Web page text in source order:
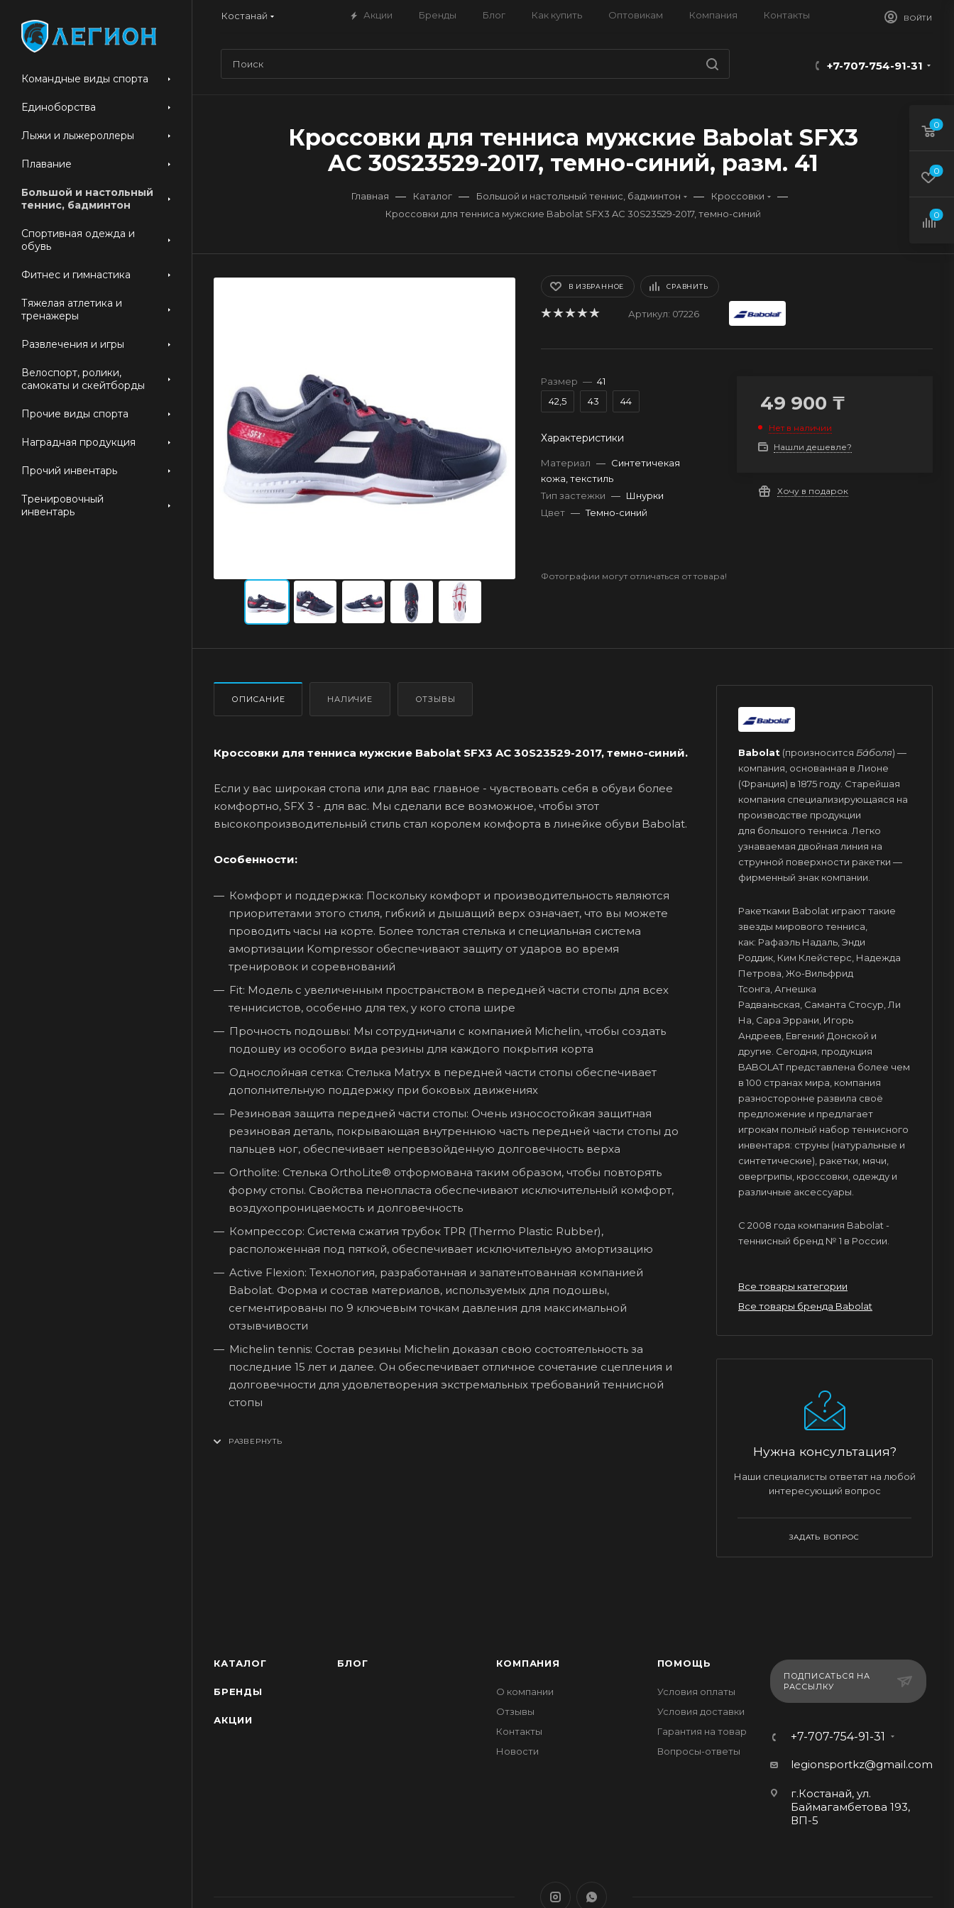
Костанай Акции Бренды Блог Как купить Оптовикам Компания Контакты ВОЙТИ
+7-707-754-91-31
Командные виды спорта
Единоборства
Лыжи и лыжероллеры
Плавание
Большой и настольный
теннис, бадминтон
Спортивная одежда и
обувь
Фитнес и гимнастика
Тяжелая атлетика и
тренажеры
Развлечения и игры
Велоспорт, ролики,
самокаты и скейтборды
Прочие виды спорта
Наградная продукция
Прочий инвентарь
Тренировочный
инвентарь
Кроссовки для тенниса мужские Babolat SFX3
AC 30S23529-2017, темно-синий, разм. 41
Главная — Каталог — Большой и настольный теннис, бадминтон — Кроссовки —
Кроссовки для тенниса мужские Babolat SFX3 AC 30S23529-2017, темно-синий
В ИЗБРАННОЕ СРАВНИТЬ
Артикул: 07226
Размер — 41
42,5
43 44
Характеристики
Материал — Синтетичекая
кожа, текстиль
Тип застежки — Шнурки
Цвет — Темно-синий
49 900 ₸
Нет в наличии
Нашли дешевле?
Хочу в подарок
Фотографии могут отличаться от товара!
ОПИСАНИЕ НАЛИЧИЕ ОТЗЫВЫ
Кроссовки для тенниса мужские Babolat SFX3 AC 30S23529-2017, темно-синий.
Если у вас широкая стопа или для вас главное - чувствовать себя в обуви более
комфортно, SFX 3 - для вас. Мы сделали все возможное, чтобы этот
высокопроизводительный стиль стал королем комфорта в линейке обуви Babolat.
Особенности:
Комфорт и поддержка: Поскольку комфорт и производительность являются
приоритетами этого стиля, гибкий и дышащий верх означает, что вы можете
проводить часы на корте. Более толстая стелька и специальная система
амортизации Kompressor обеспечивают защиту от ударов во время
тренировок и соревнований
Fit: Модель с увеличенным пространством в передней части стопы для всех
теннисистов, особенно для тех, у кого стопа шире
Прочность подошвы: Мы сотрудничали с компанией Michelin, чтобы создать
подошву из особого вида резины для каждого покрытия корта
Однослойная сетка: Стелька Matryx в передней части стопы обеспечивает
дополнительную поддержку при боковых движениях
Резиновая защита передней части стопы: Очень износостойкая защитная
резиновая деталь, покрывающая внутреннюю часть передней части стопы до
пальцев ног, обеспечивает непревзойденную долговечность верха
Ortholite: Стелька OrthoLite® отформована таким образом, чтобы повторять
форму стопы. Свойства пенопласта обеспечивают исключительный комфорт,
воздухопроницаемость и долговечность
Компрессор: Система сжатия трубок TPR (Thermo Plastic Rubber),
расположенная под пяткой, обеспечивает исключительную амортизацию
Active Flexion: Технология, разработанная и запатентованная компанией
Babolat. Форма и состав материалов, используемых для подошвы,
сегментированы по 9 ключевым точкам давления для максимальной
отзывчивости
Michelin tennis: Состав резины Michelin доказал свою состоятельность за
последние 15 лет и далее. Он обеспечивает отличное сочетание сцепления и
долговечности для удовлетворения экстремальных требований теннисной
стопы
Babolat (произносится Ба́боля) —
компания, основанная в Лионе
(Франция) в 1875 году. Старейшая
компания специализирующаяся на
производстве продукции
для большого тенниса. Легко
узнаваемая двойная линия на
струнной поверхности ракетки —
фирменный знак компании.
Ракетками Babolat играют такие
звезды мирового тенниса,
как: Рафаэль Надаль, Энди
Роддик, Ким Клейстерс, Надежда
Петрова, Жо-Вильфрид
Тсонга, Агнешка
Радваньская, Саманта Стосур, Ли
На, Сара Эррани, Игорь
Андреев, Евгений Донской и
другие. Сегодня, продукция
BABOLAT представлена более чем
в 100 странах мира, компания
разносторонне развила своё
предложение и предлагает
игрокам полный набор теннисного
инвентаря: струны (натуральные и
синтетические), ракетки, мячи,
овергрипы, кроссовки, одежду и
различные аксессуары.
С 2008 года компания Babolat -
теннисный бренд № 1 в России.
Все товары категории
Все товары бренда Babolat
Нужна консультация?
Наши специалисты ответят на любой
интересующий вопрос
ЗАДАТЬ ВОПРОС
КАТАЛОГ
БРЕНДЫ
АКЦИИ
БЛОГ КОМПАНИЯ
О компании
Отзывы
Контакты
Новости
ПОМОЩЬ
Условия оплаты
Условия доставки
Гарантия на товар
Вопросы-ответы
ПОДПИСАТЬСЯ НА
РАССЫЛКУ
+7-707-754-91-31
legionsportkz@gmail.com
г.Костанай, ул.
Баймагамбетова 193,
ВП-5
0
0
0